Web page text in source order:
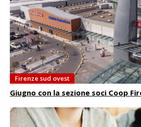
Firenze sud ovest
Giugno con la sezione soci Coop